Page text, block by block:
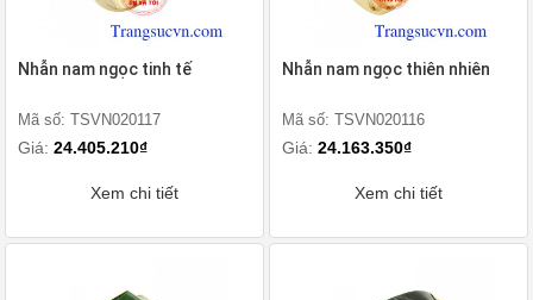
Nhẫn nam ngọc tinh tế
Mã số: TSVN020117
Giá: 24.405.210₫
Xem chi tiết
Nhẫn nam ngọc thiên nhiên
Mã số: TSVN020116
Giá: 24.163.350₫
Xem chi tiết